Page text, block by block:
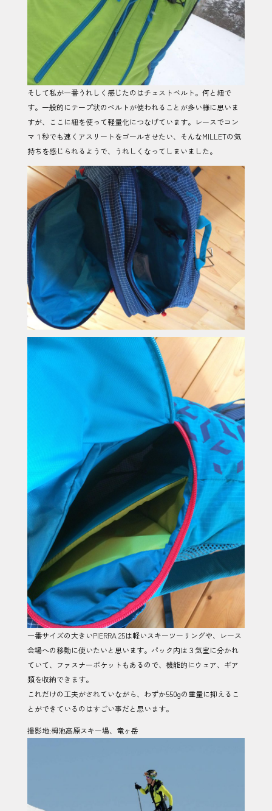
そして私が一番うれしく感じたのはチェストベルト。何と紐で
す。一般的にテープ状のベルトが使われることが多い様に思いま
すが、ここに紐を使って軽量化につなげています。レースでコン
マ１秒でも速くアスリートをゴールさせたい、そんなMILLETの気
持ちを感じられるようで、うれしくなってしまいました。
一番サイズの大きいPIERRA 25は軽いスキーツーリングや、レース
会場への移動に使いたいと思います。パック内は３気室に分かれ
ていて、ファスナーポケットもあるので、機能的にウェア、ギア
類を収納できます。
これだけの工夫がされていながら、わずか550gの重量に抑えるこ
とができているのはすごい事だと思います。
撮影地:栂池高原スキー場、竜ヶ岳